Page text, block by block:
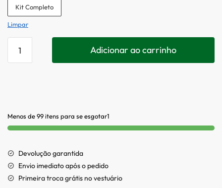
Kit Completo
Limpar
Adicionar ao carrinho
Menos de 99 itens para se esgotar1
Devolução garantida
Envio imediato após o pedido
Primeira troca grátis no vestuário